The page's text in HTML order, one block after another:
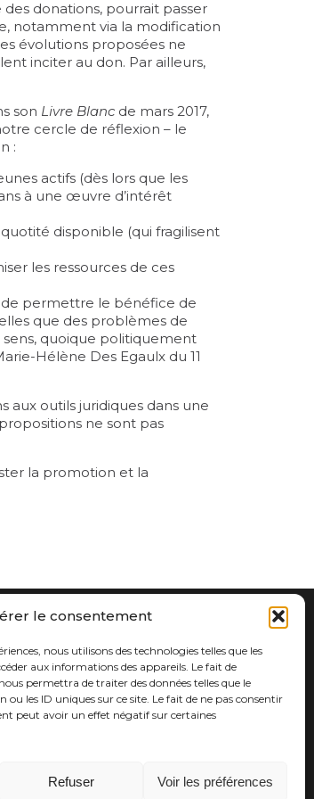
le consentement
nous utilisons des technologies telles que les
aux informations des appareils. Le fait de
permettra de traiter des données telles que le
les ID uniques sur ce site. Le fait de ne pas consentir
peut avoir un effet négatif sur certaines
Refuser Voir les préférences
donations, pourrait passer
notamment via la modification
évolutions proposées ne
inciter au don. Par ailleurs,
son Livre Blanc de mars 2017,
cercle de réflexion – le
:
actifs (dès lors que les
à une œuvre d’intérêt
disponible (qui fragilisent
les ressources de ces
de permettre le bénéfice de
que des problèmes de
sens, quoique politiquement
Hélène Des Egaulx du 11
aux outils juridiques dans une
ne sont pas
la promotion et la